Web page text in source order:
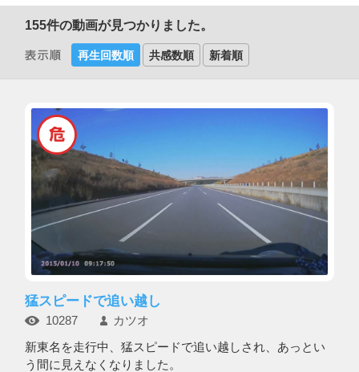
155件の動画が見つかりました。
再生回数順 共感数順 新着順
猛スピードで追い越し
10287 カツオ
新東名を走行中、猛スピードで追い越しされ、あっとい
う間に見えなくなりました。